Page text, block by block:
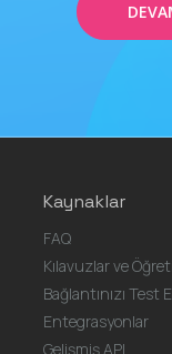
Kaynaklar
FAQ
Kılavuzlar ve
Bağlantınızı Test
Entegrasyonlar
Gelişmiş API